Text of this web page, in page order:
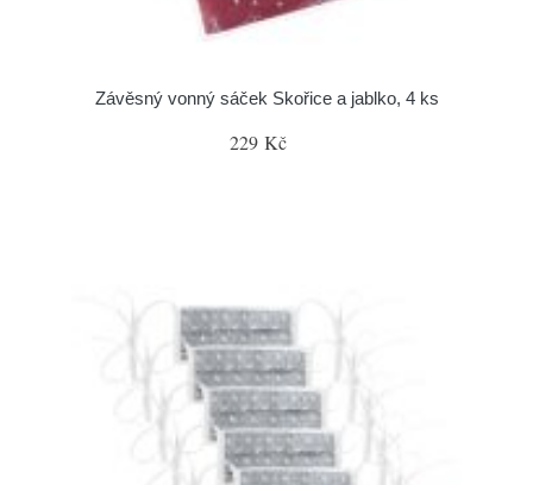
Závěsný vonný sáček Skořice a jablko, 4 ks
229 Kč